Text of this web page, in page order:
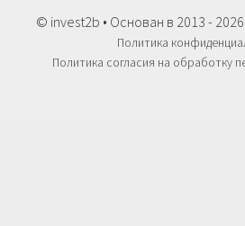
© invest2b • Основан в 2013 - 2026
Политика
Политика согласия на обработку